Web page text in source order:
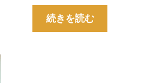
続きを読む